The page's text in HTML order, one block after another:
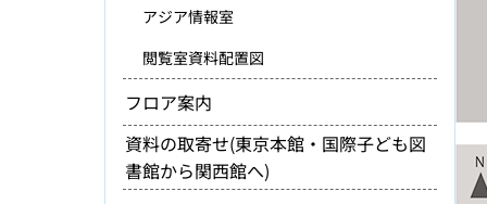
アジア情報室
閲覧室資料配置図
フロア案内
資料の取寄せ(東京本館・国際子ども図
書館から関西館へ)